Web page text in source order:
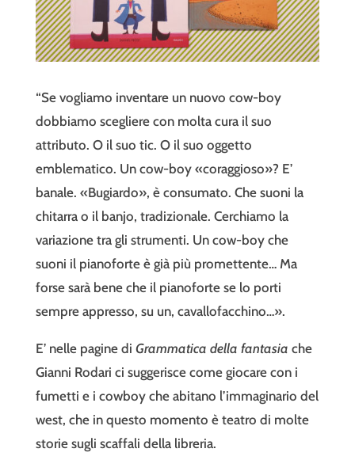
“Se vogliamo inventare un nuovo cow-boy
dobbiamo scegliere con molta cura il suo
attributo. O il suo tic. O il suo oggetto
emblematico. Un cow-boy «coraggioso»? E’
banale. «Bugiardo», è consumato. Che suoni la
chitarra o il banjo, tradizionale. Cerchiamo la
variazione tra gli strumenti. Un cow-boy che
suoni il pianoforte è già più promettente… Ma
forse sarà bene che il pianoforte se lo porti
sempre appresso, su un, cavallofacchino…».
E’ nelle pagine di Grammatica della fantasia che
Gianni Rodari ci suggerisce come giocare con i
fumetti e i cowboy che abitano l’immaginario del
west, che in questo momento è teatro di molte
storie sugli scaffali della libreria.